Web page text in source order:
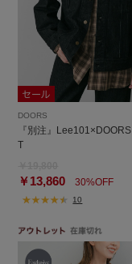
DOORS
『別注』
T
￥13,860 30%OFF
10